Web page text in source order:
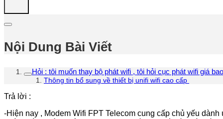
Nội Dung Bài Viết
Hỏi : tôi muốn thay bộ phát wifi , tôi hỏi cục phát wifi giá
Thông tin bổ sung về thiết bị unifi wifi cao cấp
Trả lời :
-Hiện nay , Modem Wifi FPT Telecom cung cấp chủ yếu